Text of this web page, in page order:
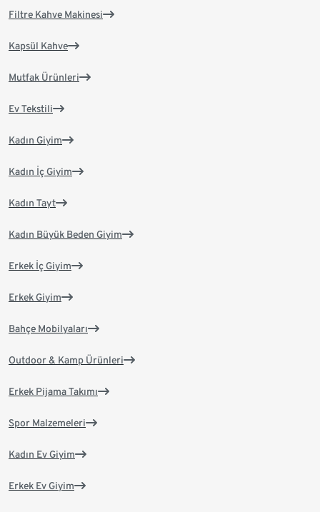
Filtre Kahve Makinesi
Kapsül Kahve
Mutfak Ürünleri
Ev Tekstili
Kadın Giyim
Kadın İç Giyim
Kadın Tayt
Kadın Büyük Beden Giyim
Erkek İç Giyim
Erkek Giyim
Bahçe Mobilyaları
Outdoor & Kamp Ürünleri
Erkek Pijama Takımı
Spor Malzemeleri
Kadın Ev Giyim
Erkek Ev Giyim